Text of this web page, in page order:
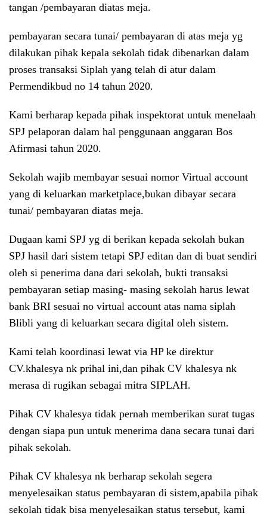
tangan /pembayaran diatas meja.
pembayaran secara tunai/ pembayaran di atas meja yg
dilakukan pihak kepala sekolah tidak dibenarkan dalam
proses transaksi Siplah yang telah di atur dalam
Permendikbud no 14 tahun 2020.
Kami berharap kepada pihak inspektorat untuk menelaah
SPJ pelaporan dalam hal penggunaan anggaran Bos
Afirmasi tahun 2020.
Sekolah wajib membayar sesuai nomor Virtual account
yang di keluarkan marketplace,bukan dibayar secara
tunai/ pembayaran diatas meja.
Dugaan kami SPJ yg di berikan kepada sekolah bukan
SPJ hasil dari sistem tetapi SPJ editan dan di buat sendiri
oleh si penerima dana dari sekolah, bukti transaksi
pembayaran setiap masing- masing sekolah harus lewat
bank BRI sesuai no virtual account atas nama siplah
Blibli yang di keluarkan secara digital oleh sistem.
Kami telah koordinasi lewat via HP ke direktur
CV.khalesya nk prihal ini,dan pihak CV khalesya nk
merasa di rugikan sebagai mitra SIPLAH.
Pihak CV khalesya tidak pernah memberikan surat tugas
dengan siapa pun untuk menerima dana secara tunai dari
pihak sekolah.
Pihak CV khalesya nk berharap sekolah segera
menyelesaikan status pembayaran di sistem,apabila pihak
sekolah tidak bisa menyelesaikan status tersebut, kami